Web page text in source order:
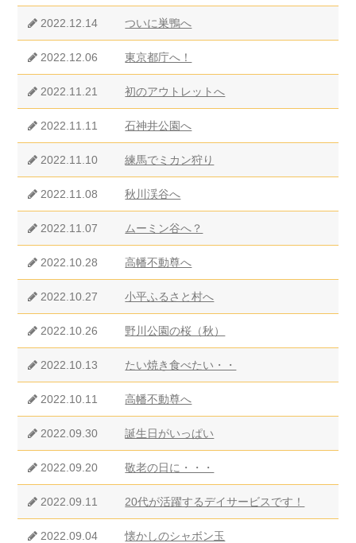
2022.12.14 ついに巣鴨へ
2022.12.06 東京都庁へ！
2022.11.21 初のアウトレットへ
2022.11.11 石神井公園へ
2022.11.10 練馬でミカン狩り
2022.11.08 秋川渓谷へ
2022.11.07 ムーミン谷へ？
2022.10.28 高幡不動尊へ
2022.10.27 小平ふるさと村へ
2022.10.26 野川公園の桜（秋）
2022.10.13 たい焼き食べたい・・
2022.10.11 高幡不動尊へ
2022.09.30 誕生日がいっぱい
2022.09.20 敬老の日に・・・
2022.09.11 20代が活躍するデイサービスです！
2022.09.04 懐かしのシャボン玉